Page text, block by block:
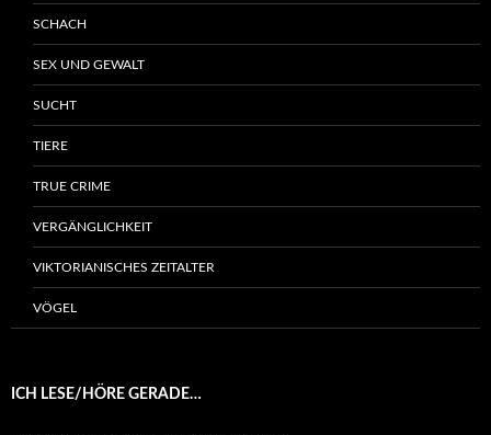
SCHACH
SEX UND GEWALT
SUCHT
TIERE
TRUE CRIME
VERGÄNGLICHKEIT
VIKTORIANISCHES ZEITALTER
VÖGEL
ICH LESE/HÖRE GERADE…